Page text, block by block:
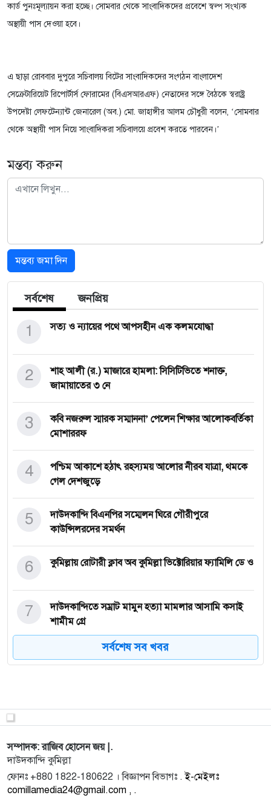
কার্ড পুনঃমূল্যায়ন করা হচ্ছে। সোমবার থেকে সাংবাদিকদের প্রবেশে স্বল্প সংখ্যক
অস্থায়ী পাস দেওয়া হবে।
এ ছাড়া রোববার দুপুরে সচিবালয় বিটের সাংবাদিকদের সংগঠন বাংলাদেশ
সেক্রেটারিয়েট রিপোর্টার্স ফোরামের (বিএসআরএফ) নেতাদের সঙ্গে বৈঠকে স্বরাষ্ট্র
উপদেষ্টা লেফটেন্যান্ট জেনারেল (অব.) মো. জাহাঙ্গীর আলম চৌধুরী বলেন, ‘সোমবার
থেকে অস্থায়ী পাস নিয়ে সাংবাদিকরা সচিবালয়ে প্রবেশ করতে পারবেন।’
মন্তব্য করুন
মন্তব্য জমা দিন
সর্বশেষ জনপ্রিয়
সত্য ও ন্যায়ের পথে আপসহীন এক কলমযোদ্ধা
1
শাহ আলী (র.) মাজারে হামলা: সিসিটিভিতে শনাক্ত,
জামায়াতের ৩ নে
2
কবি নজরুল স্মারক সম্মাননা’ পেলেন শিক্ষার আলোকবর্তিকা
মোশাররফ
3
পশ্চিম আকাশে হঠাৎ রহস্যময় আলোর নীরব যাত্রা, থমকে
গেল দেশজুড়ে
4
দাউদকান্দি বিএনপির সম্মেলন ঘিরে গৌরীপুরে
কাউন্সিলরদের সমর্থন
5
কুমিল্লায় রোটারী ক্লাব অব কুমিল্লা ভিক্টোরিয়ার ফ্যামিলি ডে ও
6
দাউদকান্দিতে সম্রাট মামুন হত্যা মামলার আসামি কসাই
শামীম গ্রে
7
কুমিল্লায় লবণবাহী ট্রাক থেকে প্রায় এক লক্ষ ইয়াবা উদ্ধার
8
আত্মহত্যা
স্বার্থের সম্পর্ক নয়, নিঃস্বার্থ ভালোবাসার পক্ষেই সাংবাদিক ম
10
বুড়িচংয়ে তৃতীয় লিঙ্গের ব্যক্তিকে পেট্রোল ঢেলে হত্যার
সর্বশেষ সব খবর
সম্পাদক: রাজিব হোসেন জয় |.
দাউদকান্দি কুমিল্লা
ফোনঃ +880 1822-180622 । বিজ্ঞাপন বিভাগঃ .ই-মেইলঃ
comillamedia24@gmail.com , .